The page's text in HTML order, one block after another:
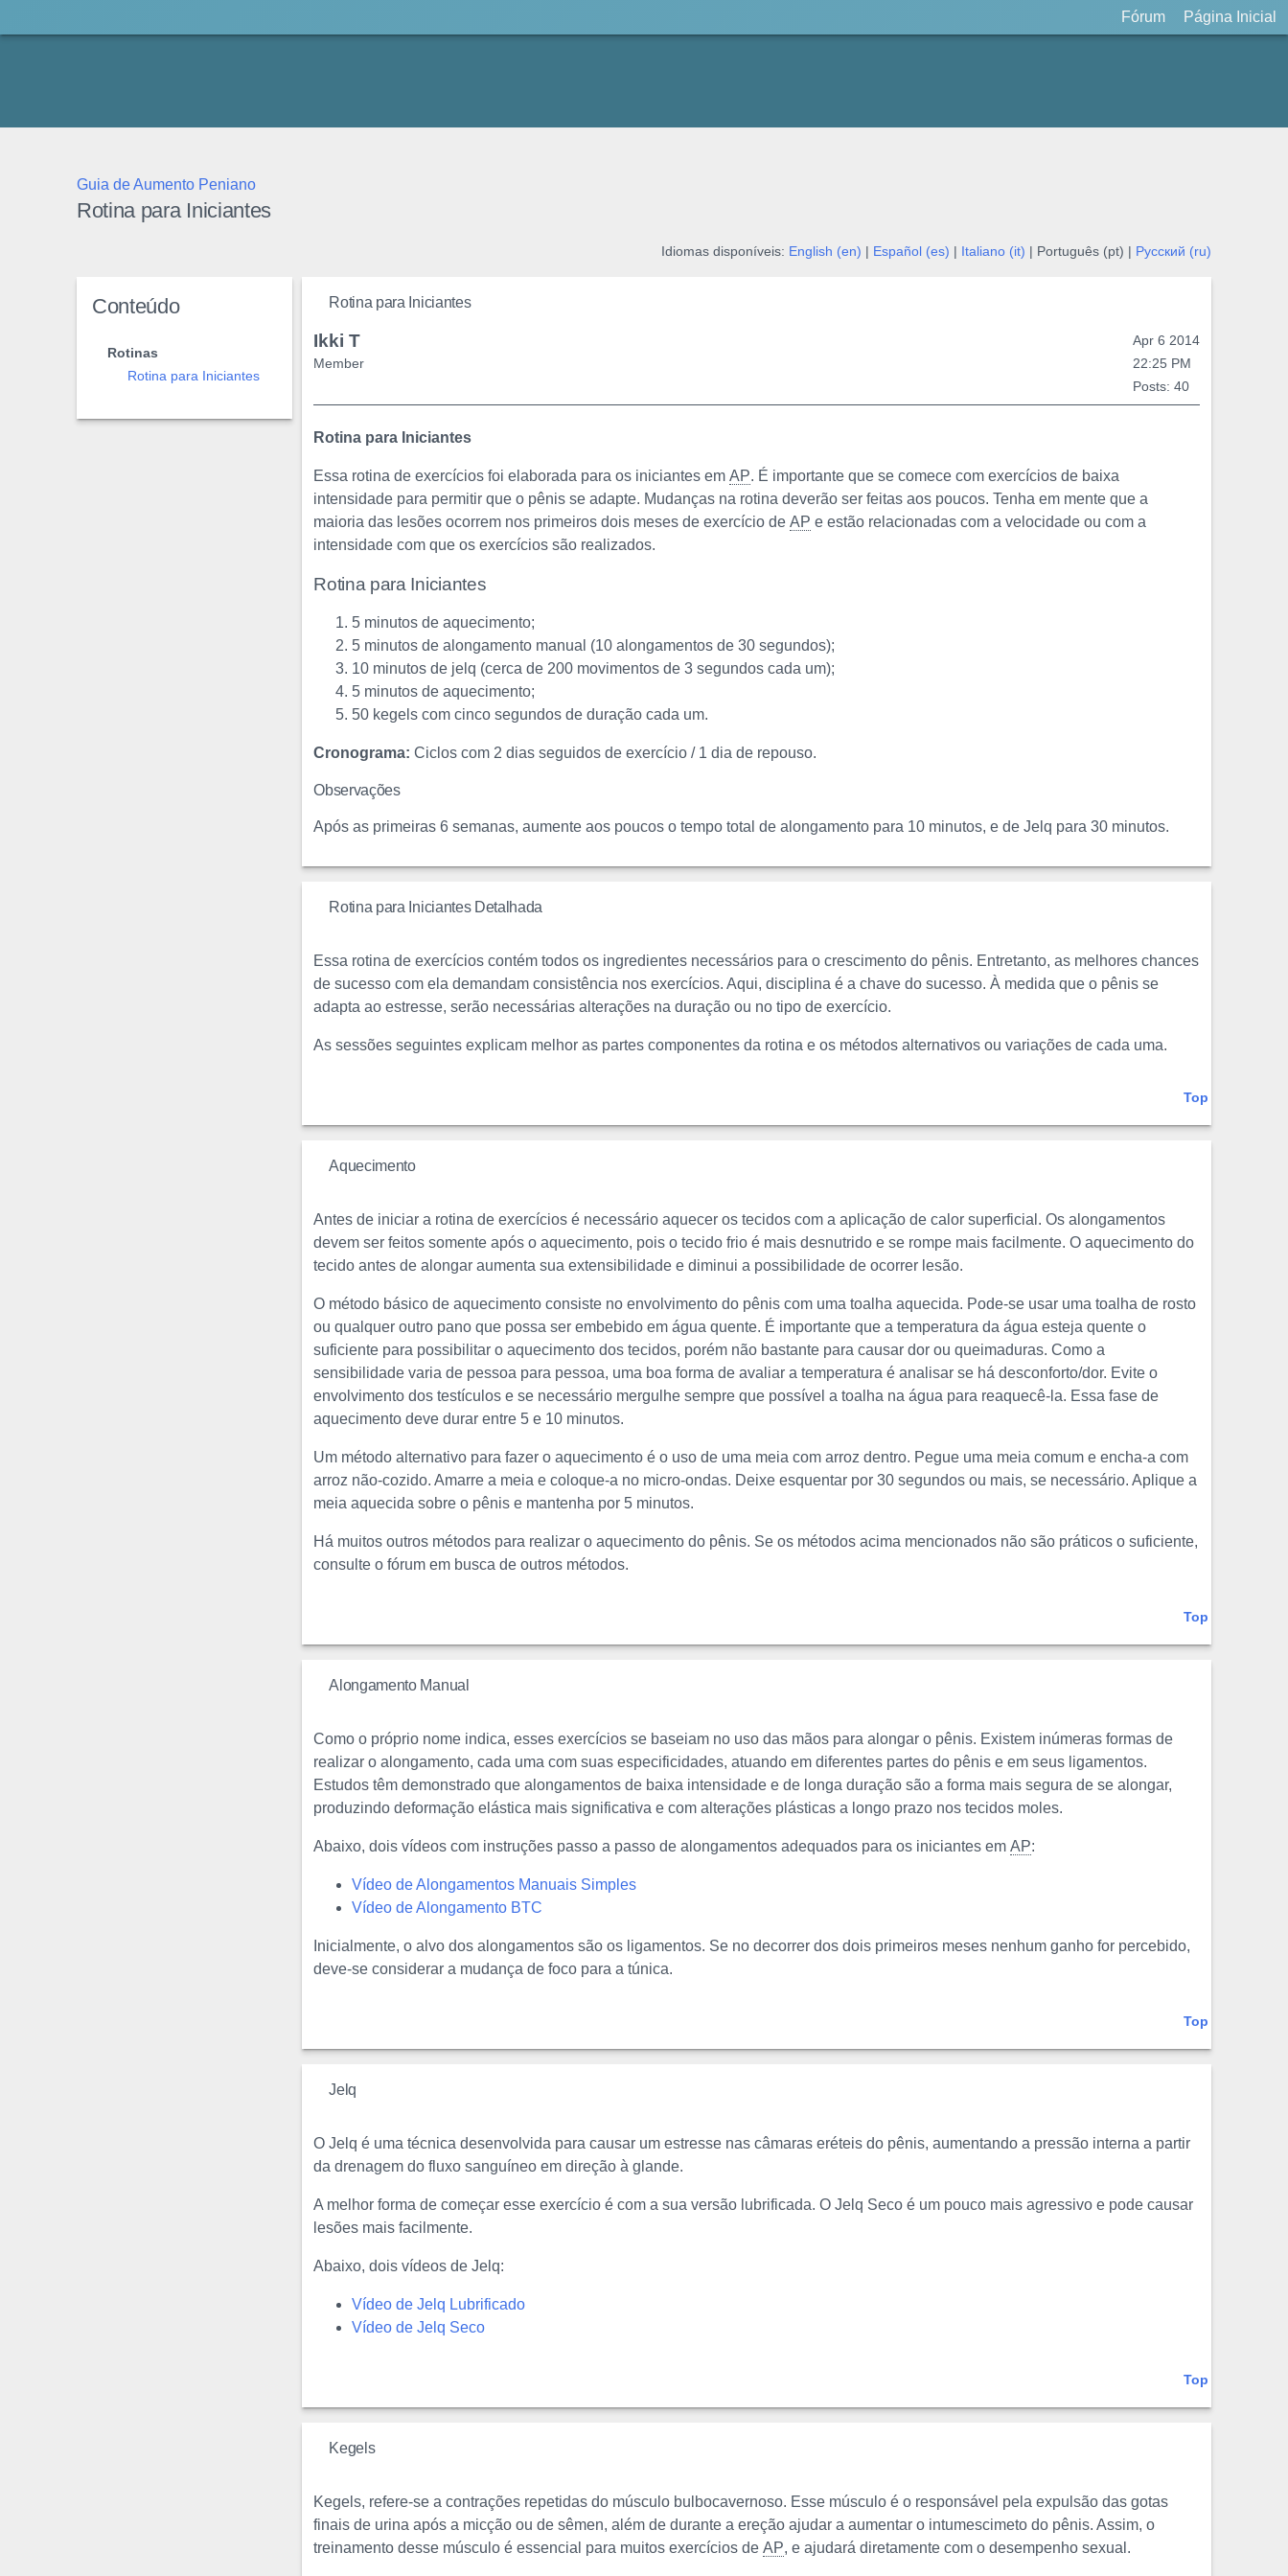
Guia de Aumento Peniano
Rotina para Iniciantes
Idiomas disponíveis: English (en) Español (es) Italiano (it) | Português (pt) | Русский (ru)
Conteúdo
Rotinas
Rotina para Iniciantes
Rotina para Iniciantes
Apr 6 2014
22:25 PM
Posts: 40
Ikki T
Member
Rotina para Iniciantes
Essa rotina de exercícios foi elaborada para os iniciantes emAP. É importante que se comece com exercícios de baixa
intensidade para permitir que o pênis se adapte. Mudanças na rotina deverão ser feitas aos poucos. Tenha em mente que a
maioria das lesões ocorrem nos primeiros dois meses de exercício deAP e estão relacionadas com a velocidade ou com a
intensidade com que os exercícios são realizados.
Rotina para Iniciantes
5 minutos de aquecimento;
5 minutos de alongamento manual (10 alongamentos de 30 segundos);
10 minutos de jelq (cerca de 200 movimentos de 3 segundos cada um);
5 minutos de aquecimento;
50 kegels com cinco segundos de duração cada um.
Cronograma: Ciclos com 2 dias seguidos de exercício / 1 dia de repouso.
Observações
Após as primeiras 6 semanas, aumente aos poucos o tempo total de alongamento para 10 minutos, e de Jelq para 30 minutos.
Rotina para Iniciantes Detalhada
Essa rotina de exercícios contém todos os ingredientes necessários para o crescimento do pênis. Entretanto, as melhores chances
de sucesso com ela demandam consistência nos exercícios. Aqui, disciplina é a chave do sucesso. À medida que o pênis se
adapta ao estresse, serão necessárias alterações na duração ou no tipo de exercício.
As sessões seguintes explicam melhor as partes componentes da rotina e os métodos alternativos ou variações de cada uma.
Top
Aquecimento
Antes de iniciar a rotina de exercícios é necessário aquecer os tecidos com a aplicação de calor superficial. Os alongamentos
devem ser feitos somente após o aquecimento, pois o tecido frio é mais desnutrido e se rompe mais facilmente. O aquecimento do
tecido antes de alongar aumenta sua extensibilidade e diminui a possibilidade de ocorrer lesão.
O método básico de aquecimento consiste no envolvimento do pênis com uma toalha aquecida. Pode-se usar uma toalha de rosto
ou qualquer outro pano que possa ser embebido em água quente. É importante que a temperatura da água esteja quente o
suficiente para possibilitar o aquecimento dos tecidos, porém não bastante para causar dor ou queimaduras. Como a
sensibilidade varia de pessoa para pessoa, uma boa forma de avaliar a temperatura é analisar se há desconforto/dor. Evite o
envolvimento dos testículos e se necessário mergulhe sempre que possível a toalha na água para reaquecê-la. Essa fase de
aquecimento deve durar entre 5 e 10 minutos.
Um método alternativo para fazer o aquecimento é o uso de uma meia com arroz dentro. Pegue uma meia comum e encha-a com
arroz não-cozido. Amarre a meia e coloque-a no micro-ondas. Deixe esquentar por 30 segundos ou mais, se necessário. Aplique a
meia aquecida sobre o pênis e mantenha por 5 minutos.
Há muitos outros métodos para realizar o aquecimento do pênis. Se os métodos acima mencionados não são práticos o suficiente,
consulte o fórum em busca de outros métodos.
Top
Alongamento Manual
Como o próprio nome indica, esses exercícios se baseiam no uso das mãos para alongar o pênis. Existem inúmeras formas de
realizar o alongamento, cada uma com suas especificidades, atuando em diferentes partes do pênis e em seus ligamentos.
Estudos têm demonstrado que alongamentos de baixa intensidade e de longa duração são a forma mais segura de se alongar,
produzindo deformação elástica mais significativa e com alterações plásticas a longo prazo nos tecidos moles.
Abaixo, dois vídeos com instruções passo a passo de alongamentos adequados para os iniciantes emAP:
Vídeo de Alongamentos Manuais Simples
Vídeo de Alongamento BTC
Inicialmente, o alvo dos alongamentos são os ligamentos. Se no decorrer dos dois primeiros meses nenhum ganho for percebido,
deve-se considerar a mudança de foco para a túnica.
Top
Jelq
O Jelq é uma técnica desenvolvida para causar um estresse nas câmaras eréteis do pênis, aumentando a pressão interna a partir
da drenagem do fluxo sanguíneo em direção à glande.
A melhor forma de começar esse exercício é com a sua versão lubrificada. O Jelq Seco é um pouco mais agressivo e pode causar
lesões mais facilmente.
Abaixo, dois vídeos de Jelq:
Vídeo de Jelq Lubrificado
Vídeo de Jelq Seco
Top
Kegels
Kegels, refere-se a contrações repetidas do músculo bulbocavernoso. Esse músculo é o responsável pela expulsão das gotas
finais de urina após a micção ou de sêmen, além de durante a ereção ajudar a aumentar o intumescimeto do pênis. Assim, o
treinamento desse músculo é essencial para muitos exercícios deAP, e ajudará diretamente com o desempenho sexual.
Fórum Página Inicial